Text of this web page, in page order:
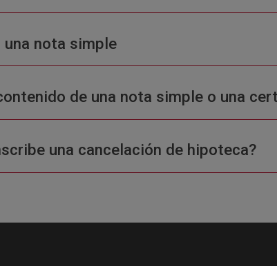
una nota simple
de una nota simple o una
una cancelación de hipoteca?